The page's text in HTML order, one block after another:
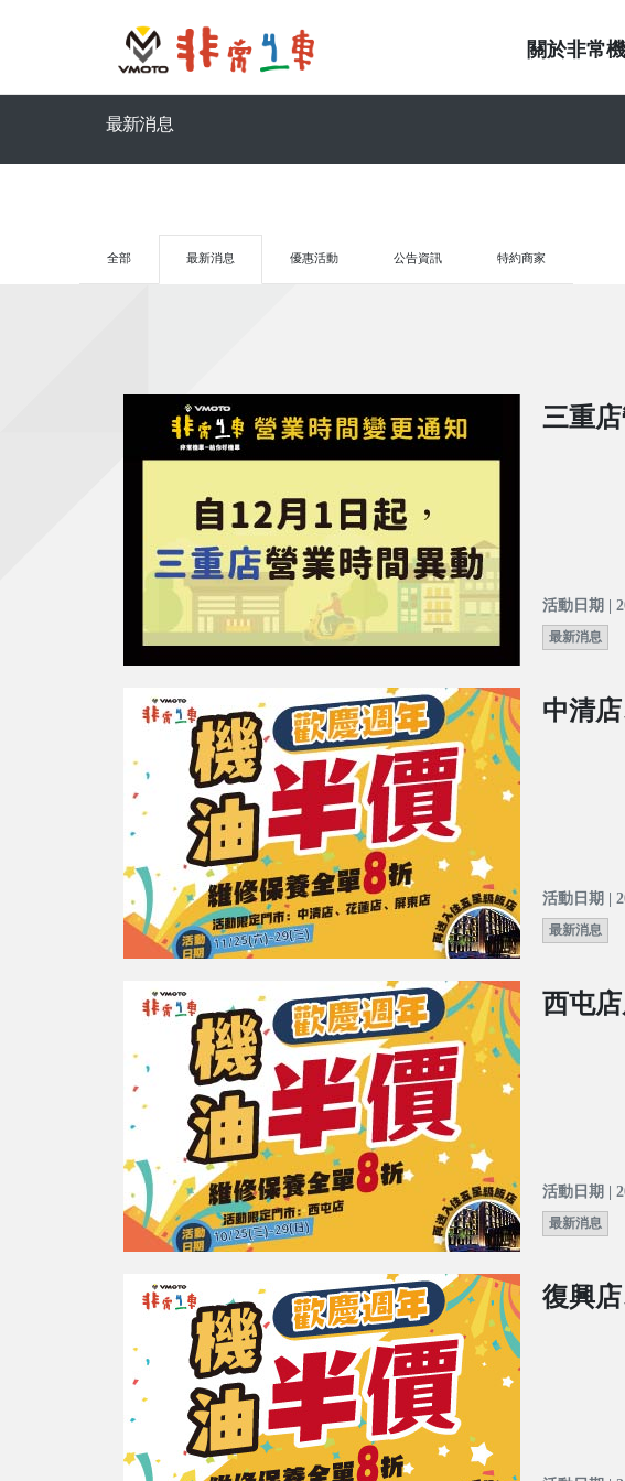
關於非常
最新消息
全部 最新消息 優惠活動 公告資訊 特約商家
三重
活動日期 |
最新消息
中清
活動日期 |
最新消息
西屯
活動日期 |
最新消息
復興